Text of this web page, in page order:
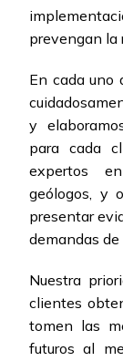
prevengan la
En cada uno
y
para cada
expertos
geólogos, y
presentar
demandas
Nuestra
clientes
tomen las
futuros al